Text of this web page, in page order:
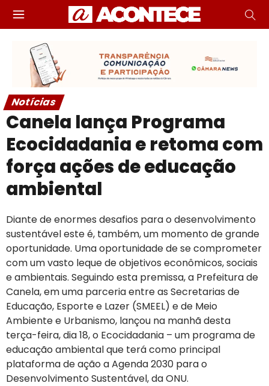
Notícias
Canela lança Programa
Ecocidadania e retoma com
força ações de educação
ambiental
Diante de enormes desafios para o desenvolvimento
sustentável este é, também, um momento de grande
oportunidade. Uma oportunidade de se comprometer
com um vasto leque de objetivos econômicos, sociais
e ambientais. Seguindo esta premissa, a Prefeitura de
Canela, em uma parceria entre as Secretarias de
Educação, Esporte e Lazer (SMEEL) e de Meio
Ambiente e Urbanismo, lançou na manhã desta
terça-feira, dia 18, o Ecocidadania – um programa de
educação ambiental que terá como principal
plataforma de ação a Agenda 2030 para o
Desenvolvimento Sustentável, da ONU.